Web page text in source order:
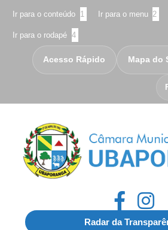
Ir para o conteúdo 1 Ir para o menu 2
Ir para o rodapé 4
Acesso Rápido Mapa do
Radar da